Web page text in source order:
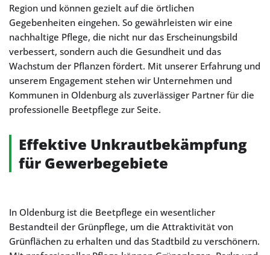
Region und können gezielt auf die örtlichen
Gegebenheiten eingehen. So gewährleisten wir eine
nachhaltige Pflege, die nicht nur das Erscheinungsbild
verbessert, sondern auch die Gesundheit und das
Wachstum der Pflanzen fördert. Mit unserer Erfahrung und
unserem Engagement stehen wir Unternehmen und
Kommunen in Oldenburg als zuverlässiger Partner für die
professionelle Beetpflege zur Seite.
Effektive Unkrautbekämpfung
für Gewerbegebiete
In Oldenburg ist die Beetpflege ein wesentlicher
Bestandteil der Grünpflege, um die Attraktivität von
Grünflächen zu erhalten und das Stadtbild zu verschönern.